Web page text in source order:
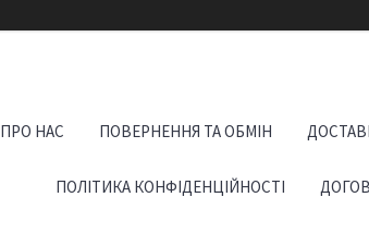
ПРО НАС ПОВЕРНЕННЯ ТА ОБМІН
ПОЛІТИКА КОНФІДЕНЦІЙНОСТІ